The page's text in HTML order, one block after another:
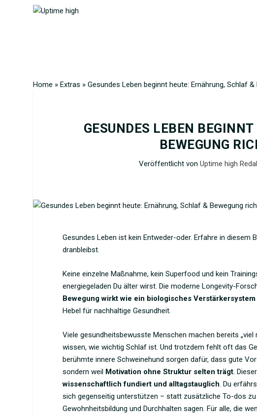
Home » Extras » Gesundes Leben beginnt heute: Ernährung, Schlaf
GESUNDES LEBEN
BEWEGUNG
Veröffentlicht von Uptime high
Gesundes Leben ist kein Entweder-oder. Erfahre in
dranbleibst.
Keine einzelne Maßnahme, kein Superfood und kein
energiegeladen Du älter wirst. Die moderne Longevity-
Bewegung wirkt wie ein biologisches Verstärkersystem
Hebel für nachhaltige Gesundheit.
Viele gesundheitsbewusste Menschen machen bereits
wissen, wie wichtig Schlaf ist. Und trotzdem fehlt oft das
berühmte innere Schweinehund sorgen dafür, dass gute
sondern weil Motivation ohne Struktur selten trägt.
wissenschaftlich fundiert und alltagstauglich. Du
sich gegenseitig unterstützen – statt zusätzliche To-dos
Gewohnheitsbildung und Durchhalten sagen. Für alle, die